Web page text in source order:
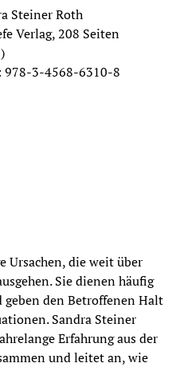
Steiner Roth
Verlag, 208 Seiten
978-3-4568-6310-8
Ursachen, die weit über
Sie dienen häufig
den Betroffenen Halt
Sandra Steiner
Erfahrung aus der
und leitet an, wie